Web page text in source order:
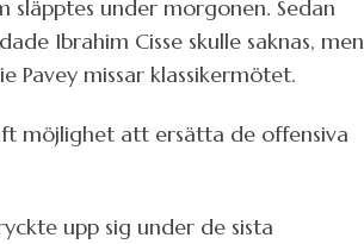
under morgonen. Sedan
Ibrahim Cisse skulle saknas, men
Pavey missar klassikermötet.
möjlighet att ersätta de offensiva
upp sig under de sista